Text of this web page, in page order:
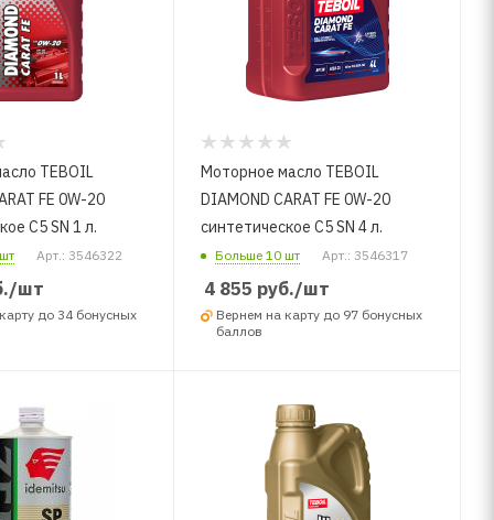
TEBOIL
FE 0W-20
C5 SN 1 л.
Арт.: 3546322
/шт
до 34 бонусных
Моторное масло TEBOIL
DIAMOND CARAT FE 0W-20
синтетическое C5 SN 4 л.
Больше 10 шт Арт.: 3546317
4 855 руб./шт
Вернем на карту до 97 бонусных
баллов